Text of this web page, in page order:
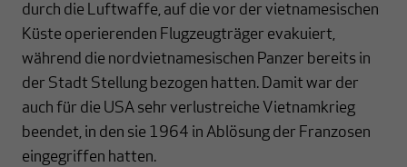
durch die Luftwaffe, auf die vor der vietnamesischen
Küste operierenden Flugzeugträger evakuiert,
während die nordvietnamesischen Panzer bereits in
der Stadt Stellung bezogen hatten. Damit war der
auch für die USA sehr verlustreiche Vietnamkrieg
beendet, in den sie 1964 in Ablösung der Franzosen
eingegriffen hatten.